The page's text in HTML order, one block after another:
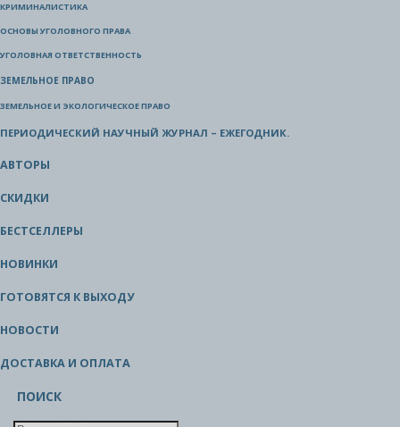
КРИМИНАЛИСТИКА
ОСНОВЫ УГОЛОВНОГО ПРАВА
УГОЛОВНАЯ ОТВЕТСТВЕННОСТЬ
ЗЕМЕЛЬНОЕ ПРАВО
ЗЕМЕЛЬНОЕ И ЭКОЛОГИЧЕСКОЕ ПРАВО
ПЕРИОДИЧЕСКИЙ НАУЧНЫЙ ЖУРНАЛ – ЕЖЕГОДНИК.
АВТОРЫ
СКИДКИ
БЕСТСЕЛЛЕРЫ
НОВИНКИ
ГОТОВЯТСЯ К ВЫХОДУ
НОВОСТИ
ДОСТАВКА И ОПЛАТА
ПОИСК